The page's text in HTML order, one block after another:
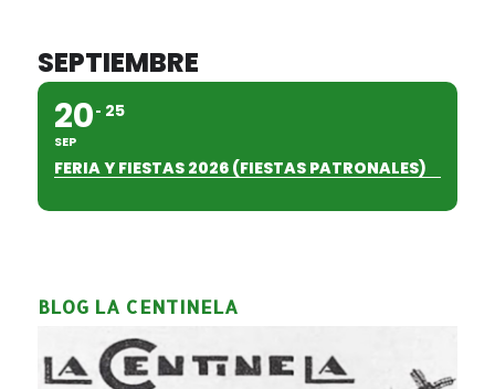
SEPTIEMBRE
20
SEP
25
FERIA Y FIESTAS 2026 (FIESTAS PATRONALES)
BLOG LA CENTINELA